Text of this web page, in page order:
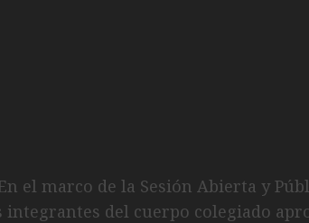
el marco de la Sesión Abierta y
del cuerpo colegiado